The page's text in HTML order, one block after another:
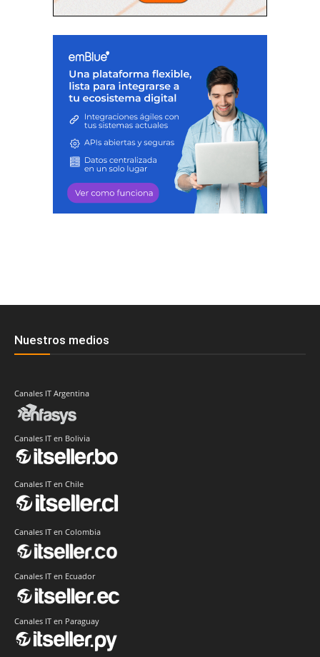
Nuestros medios
Canales IT Argentina
Canales IT en Bolivia
Canales IT en Chile
Canales IT en Colombia
Canales IT en Ecuador
Canales IT en Paraguay